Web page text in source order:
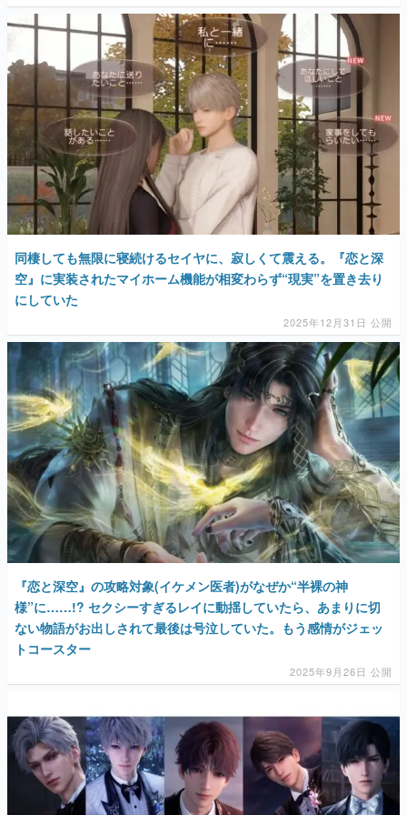
運営：株式会社マレ
同棲しても無限に寝続けるセイヤに、寂しくて震える。『恋と深
空』に実装されたマイホーム機能が相変わらず“現実”を置き去り
にしていた
2025年12月31日 公開
『恋と深空』の攻略対象(イケメン医者)がなぜか“半裸の神
様”に……!? セクシーすぎるレイに動揺していたら、あまりに切
ない物語がお出しされて最後は号泣していた。もう感情がジェッ
トコースター
2025年9月26日 公開